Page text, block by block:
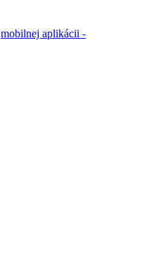
mobilnej aplikácii -